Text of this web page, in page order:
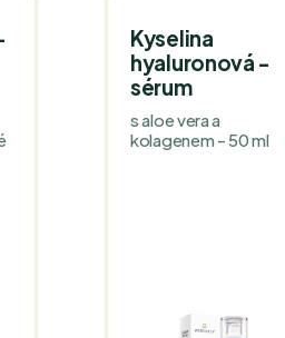
Kyselina
hyaluronová -
sérum
s aloe vera a
kolagenem - 50 ml